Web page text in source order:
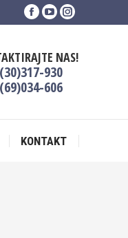
Facebook
in
new
window
YouTube
in
new
window
Instagram
in
NAS!
930
606
KONTAKT
KONTAKT